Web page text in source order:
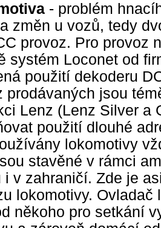
- problém
změn u vozů, tedy
provoz. Pro provoz
systém Loconet od
použití dekoderu
prodávaných jsou
Lenz (Lenz Silver a
použití dlouhé
lokomotivy
stavěné v rámci
i v zahraničí. Zde je
lokomotivy.
někoho pro setkání